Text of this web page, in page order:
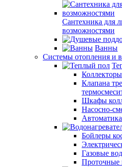
Сантехника для
возможностями
Ванны
Системы отопления и
Коллекторы
Клапана
Шкафы
Насосно-
Бойлеры
Газовые
Проточные